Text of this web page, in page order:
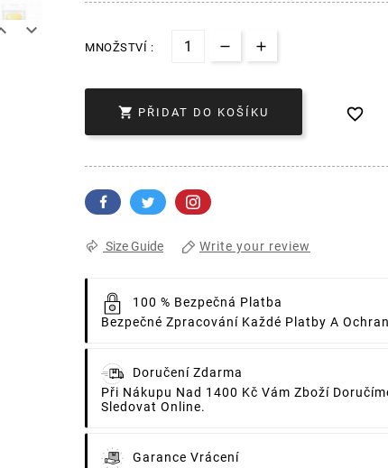

MNOŽSTVÍ :
 PŘIDAT DO KOŠÍKU 
Size Guide Write your review
100 % Bezpečná Platba
Bezpečné Zpracování Každé Platby A
Doručení Zdarma
Při Nákupu Nad 1400 Kč Vám Zboží
Sledovat Online.
Garance Vrácení